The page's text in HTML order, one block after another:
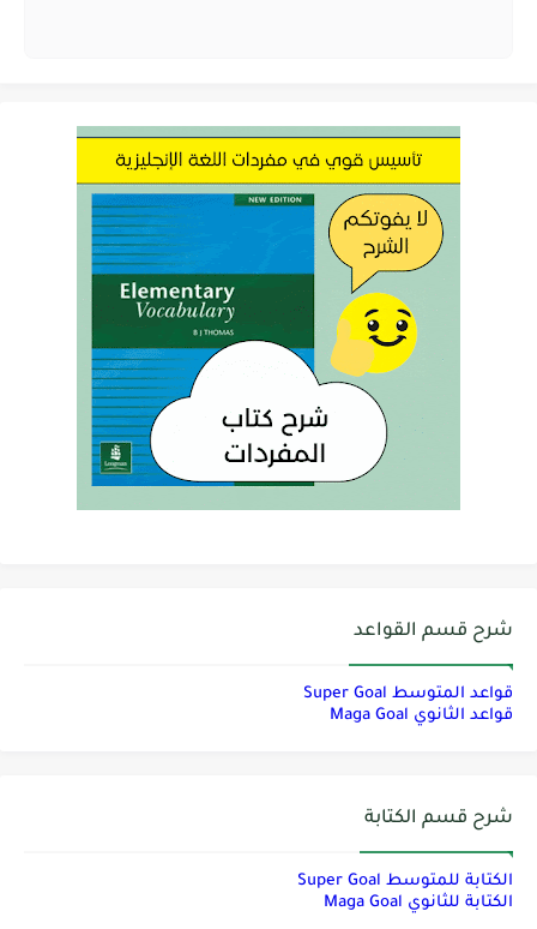
شرح قسم القواعد
قواعد المتوسط Super Goal
قواعد الثانوي Maga Goal
شرح قسم الكتابة
الكتابة للمتوسط Super Goal
الكتابة للثانوي Maga Goal